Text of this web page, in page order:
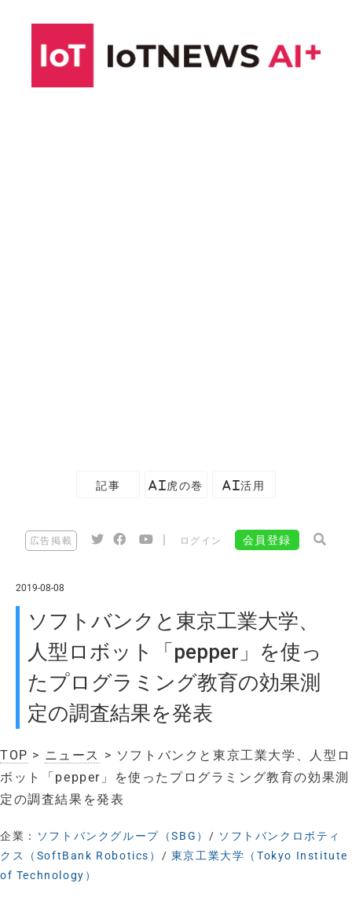
記事 AI虎の巻 AI活用
広告掲載 ログイン 会員登録
2019-08-08
ソフトバンクと東京工業大学、
人型ロボット「pepper」を使っ
たプログラミング教育の効果測
定の調査結果を発表
TOP > ニュース > ソフトバンクと東京工業大学、人型ロ
ボット「pepper」を使ったプログラミング教育の効果測
定の調査結果を発表
企業： ソフトバンクグループ（SBG） / ソフトバンクロボティ
クス（SoftBank Robotics） / 東京工業大学（Tokyo Institute
of Technology）